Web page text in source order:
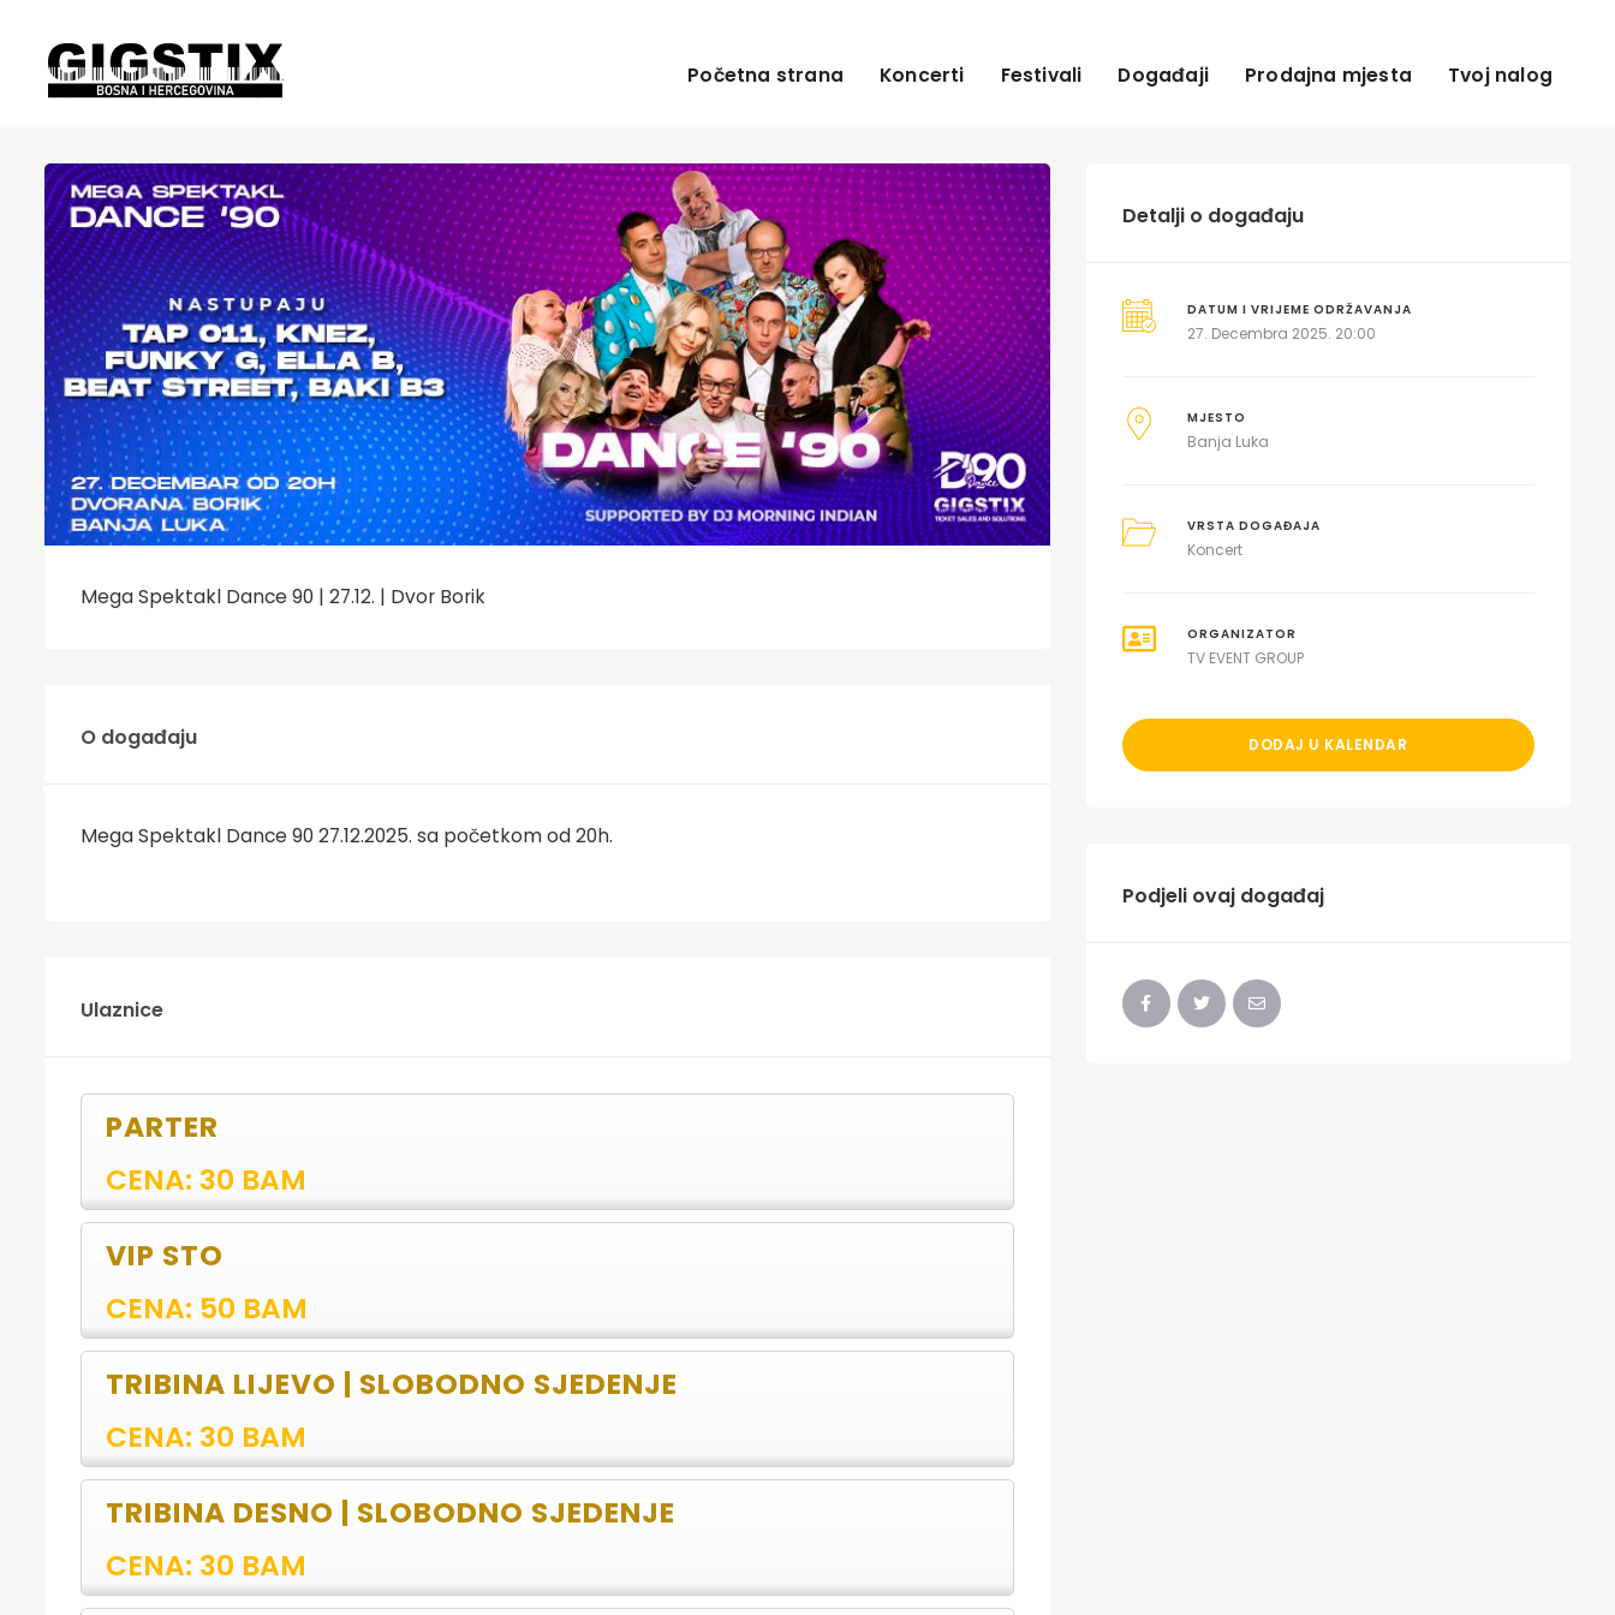
Početna strana Koncerti Festivali Događaji Prodajna mjesta Tvoj nalog
Mega Spektakl Dance 90 | 27.12. | Dvor Borik
O događaju
Mega Spektakl Dance 90 27.12.2025. sa početkom od 20h.
Ulaznice
PARTER
CENA: 30 BAM
VIP STO
CENA: 50 BAM
TRIBINA LIJEVO | SLOBODNO SJEDENJE
CENA: 30 BAM
TRIBINA DESNO | SLOBODNO SJEDENJE
CENA: 30 BAM
Detalji o događaju
DATUM I VRIJEME ODRŽAVANJA
27. Decembra 2025. 20:00
MJESTO
Banja Luka
VRSTA DOGAĐAJA
Koncert
ORGANIZATOR
TV EVENT GROUP
DODAJ U KALENDAR
Podjeli ovaj događaj